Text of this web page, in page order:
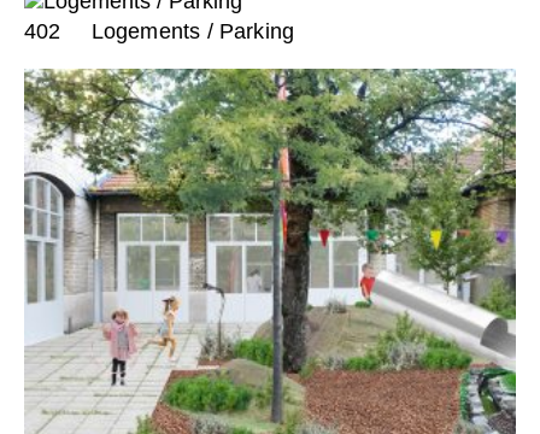
402 Logements / Parking